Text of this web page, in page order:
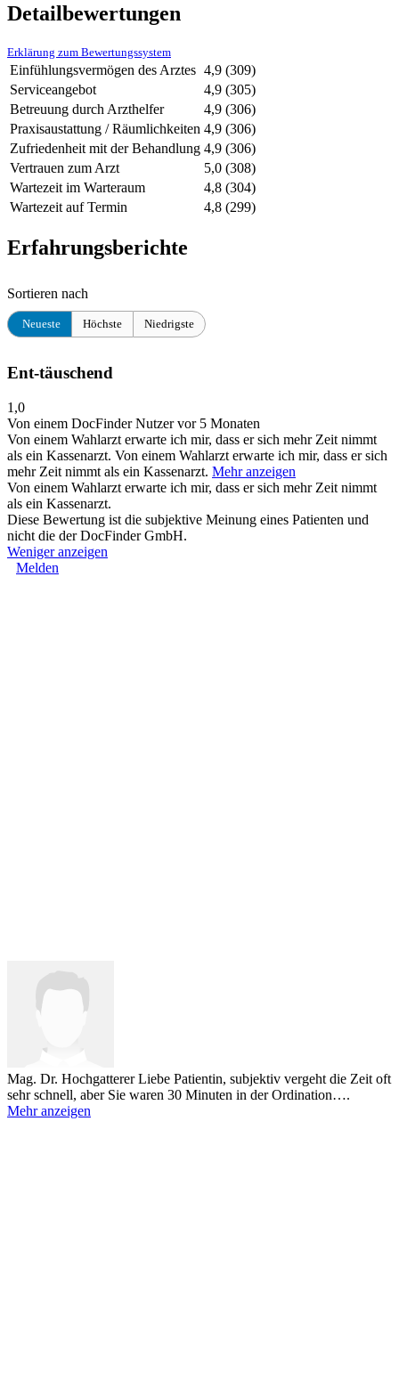
Detailbewertungen
Erklärung zum Bewertungssystem
Einfühlungsvermögen des Arztes 4,9 (309)
Serviceangebot
4,9 (305)
Betreuung durch Arzthelfer
4,9 (306)
Praxisaustattung / Räumlichkeiten 4,9 (306)
Zufriedenheit mit der Behandlung 4,9 (306)
Vertrauen zum Arzt
5,0 (308)
Wartezeit im Warteraum
4,8 (304)
Wartezeit auf Termin
4,8 (299)
Erfahrungsberichte
Sortieren nach
Neueste Höchste Niedrigste
Ent-täuschend
1,0
Von einem DocFinder Nutzervor 5 Monaten
Von einem Wahlarzt erwarte ich mir, dass er sich mehr Zeit nimmt
als ein Kassenarzt. Von einem Wahlarzt erwarte ich mir, dass er sich
mehr Zeit nimmt als ein Kassenarzt. Mehr anzeigen
Von einem Wahlarzt erwarte ich mir, dass er sich mehr Zeit nimmt
als ein Kassenarzt.
Diese Bewertung ist die subjektive Meinung eines Patienten und
nicht die der DocFinder GmbH.
Weniger anzeigen
Melden
Mag. Dr. HochgattererLiebe Patientin, subjektiv vergeht die Zeit oft
sehr schnell, aber Sie waren 30 Minuten in der Ordination….
Mehr anzeigen